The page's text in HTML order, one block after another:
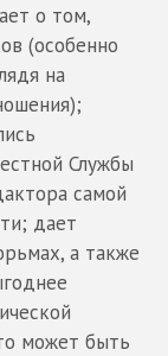
о том,
(особенно
на
Службы
самой
дает
а также
может быть